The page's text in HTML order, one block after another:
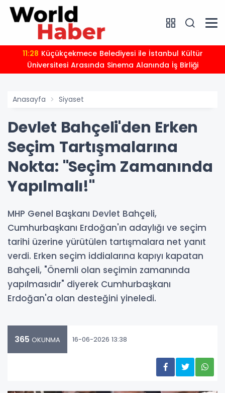
11:28
Üniversitesi Arasında Sinema Alanında İş Birliği
Anasayfa Siyaset
Devlet Bahçeli'den Erken
Seçim Tartışmalarına
Nokta: "Seçim Zamanında
Yapılmalı!"
MHP Genel Başkanı Devlet Bahçeli,
Cumhurbaşkanı Erdoğan'ın adaylığı ve seçim
tarihi üzerine yürütülen tartışmalara net yanıt
verdi. Erken seçim iddialarına kapıyı kapatan
Bahçeli, "Önemli olan seçimin zamanında
yapılmasıdır" diyerek Cumhurbaşkanı
Erdoğan'a olan desteğini yineledi.
365 OKUNMA 16-06-2026 13:38